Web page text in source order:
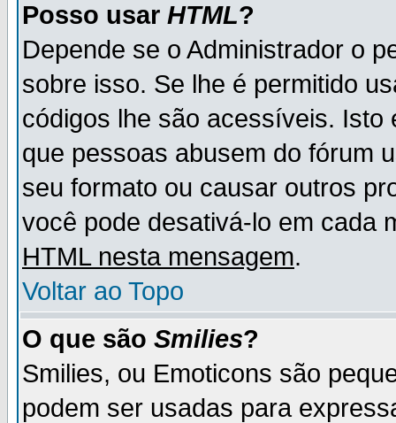
Posso usar HTML?
Depende se o Administrador o
sobre isso. Se lhe é permitido
códigos lhe são acessíveis.
que pessoas abusem do fórum
seu formato ou causar outros
você pode desativá-lo em cada
HTML nesta mensagem.
Voltar ao Topo
O que são Smilies?
Smilies, ou Emoticons são
podem ser usadas para